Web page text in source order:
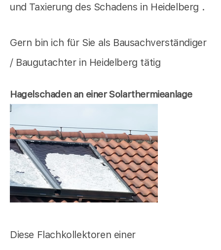
und Taxierung des Schadens in Heidelberg .
Gern bin ich für Sie als Bausachverständiger
/ Baugutachter in Heidelberg tätig
Hagelschaden an einer Solarthermieanlage
Diese Flachkollektoren einer